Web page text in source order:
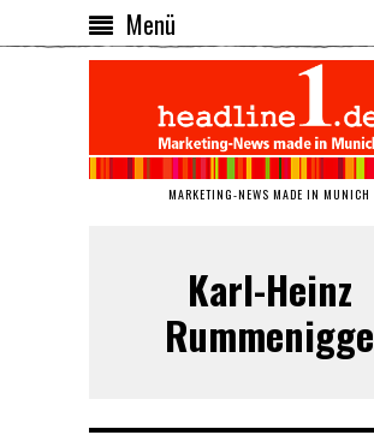
Menü
MARKETING-NEWS MADE IN MUNICH
Karl-Heinz
Rummenigge